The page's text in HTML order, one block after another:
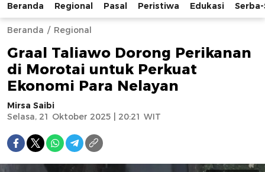
Radar Malut
Bacaan Nyindir
Beranda Regional Pasal Peristiwa Edukasi
Beranda Regional
Graal Taliawo Dorong Perikanan
di Morotai untuk Perkuat
Ekonomi Para Nelayan
Mirsa Saibi
Selasa, 21 Oktober 2025 | 20:21 WIT